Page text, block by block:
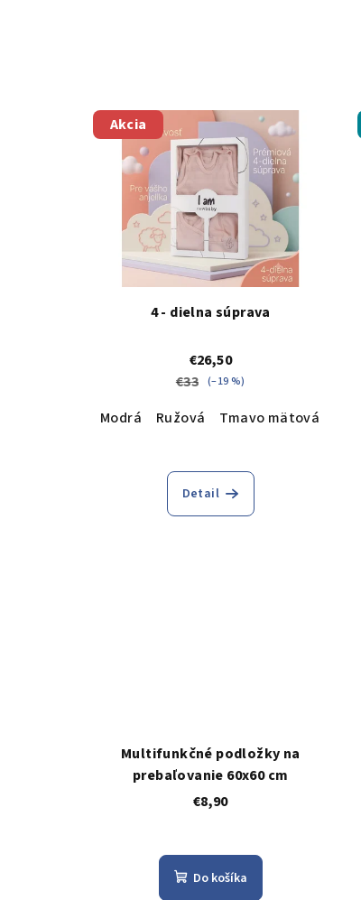
Akcia
4 - dielna súprava
€26,50
€33 (–19 %)
Modrá Ružová Tmavo mätová
Detail
Multifunkčné podložky na
prebaľovanie 60x60 cm
€8,90
Do košíka